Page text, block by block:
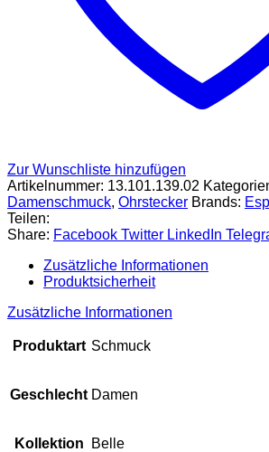
Zur Wunschliste hinzufügen
Artikelnummer: 13.101.139.02
Damenschmuck, Ohrstecker Brands:
Teilen:
Share: Facebook Twitter LinkedIn
Zusätzliche Informationen
Produktsicherheit
Zusätzliche Informationen
Produktart Schmuck
Geschlecht Damen
Kollektion Belle